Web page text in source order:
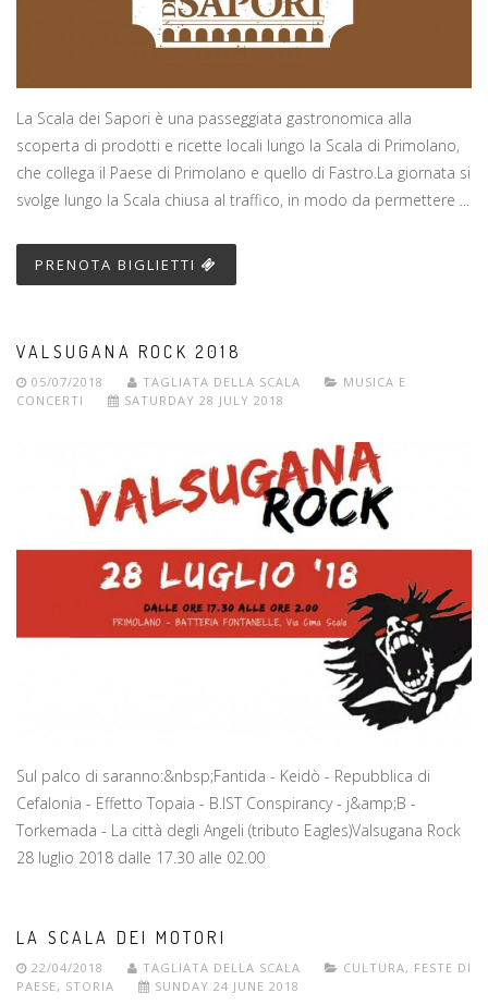
La Scala dei Sapori è una passeggiata gastronomica alla
scoperta di prodotti e ricette locali lungo la Scala di Primolano,
che collega il Paese di Primolano e quello di Fastro.La giornata si
svolge lungo la Scala chiusa al traffico, in modo da permettere ...
PRENOTA BIGLIETTI
VALSUGANA ROCK 2018
05/07/2018 TAGLIATA DELLA SCALA
MUSICA E
CONCERTI
SATURDAY 28 JULY 2018
Sul palco di saranno:&nbsp;Fantida - Keidò - Repubblica di
Cefalonia - Effetto Topaia - B.IST Conspirancy - j&amp;B -
Torkemada - La città degli Angeli (tributo Eagles)Valsugana Rock
28 luglio 2018 dalle 17.30 alle 02.00
LA SCALA DEI MOTORI
22/04/2018 TAGLIATA DELLA SCALA CULTURA, FESTE DI
PAESE, STORIA SUNDAY 24 JUNE 2018